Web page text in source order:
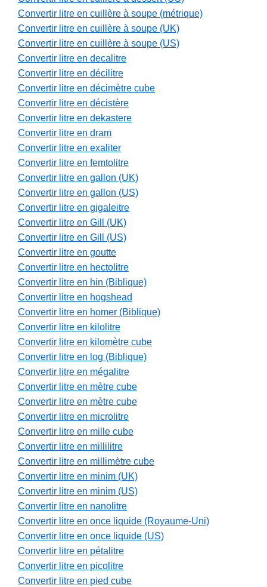
Convertir litre en cuillère à soupe (métrique)
Convertir litre en cuillère à soupe (UK)
Convertir litre en cuillère à soupe (US)
Convertir litre en decalitre
Convertir litre en décilitre
Convertir litre en décimètre cube
Convertir litre en décistère
Convertir litre en dekastere
Convertir litre en dram
Convertir litre en exaliter
Convertir litre en femtolitre
Convertir litre en gallon (UK)
Convertir litre en gallon (US)
Convertir litre en gigaleitre
Convertir litre en Gill (UK)
Convertir litre en Gill (US)
Convertir litre en goutte
Convertir litre en hectolitre
Convertir litre en hin (Biblique)
Convertir litre en hogshead
Convertir litre en homer (Biblique)
Convertir litre en kilolitre
Convertir litre en kilomètre cube
Convertir litre en log (Biblique)
Convertir litre en mégalitre
Convertir litre en mètre cube
Convertir litre en mètre cube
Convertir litre en microlitre
Convertir litre en mille cube
Convertir litre en millilitre
Convertir litre en millimètre cube
Convertir litre en minim (UK)
Convertir litre en minim (US)
Convertir litre en nanolitre
Convertir litre en once liquide (Royaume-Uni)
Convertir litre en once liquide (US)
Convertir litre en pétalitre
Convertir litre en picolitre
Convertir litre en pied cube